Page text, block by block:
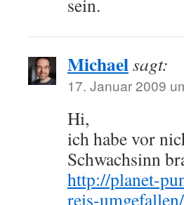
sein.
Michaelsagt:
17. Januar 2009
Hi,
ich habe vor
Schwachsinn
http://planet-
reis-umgefallen/